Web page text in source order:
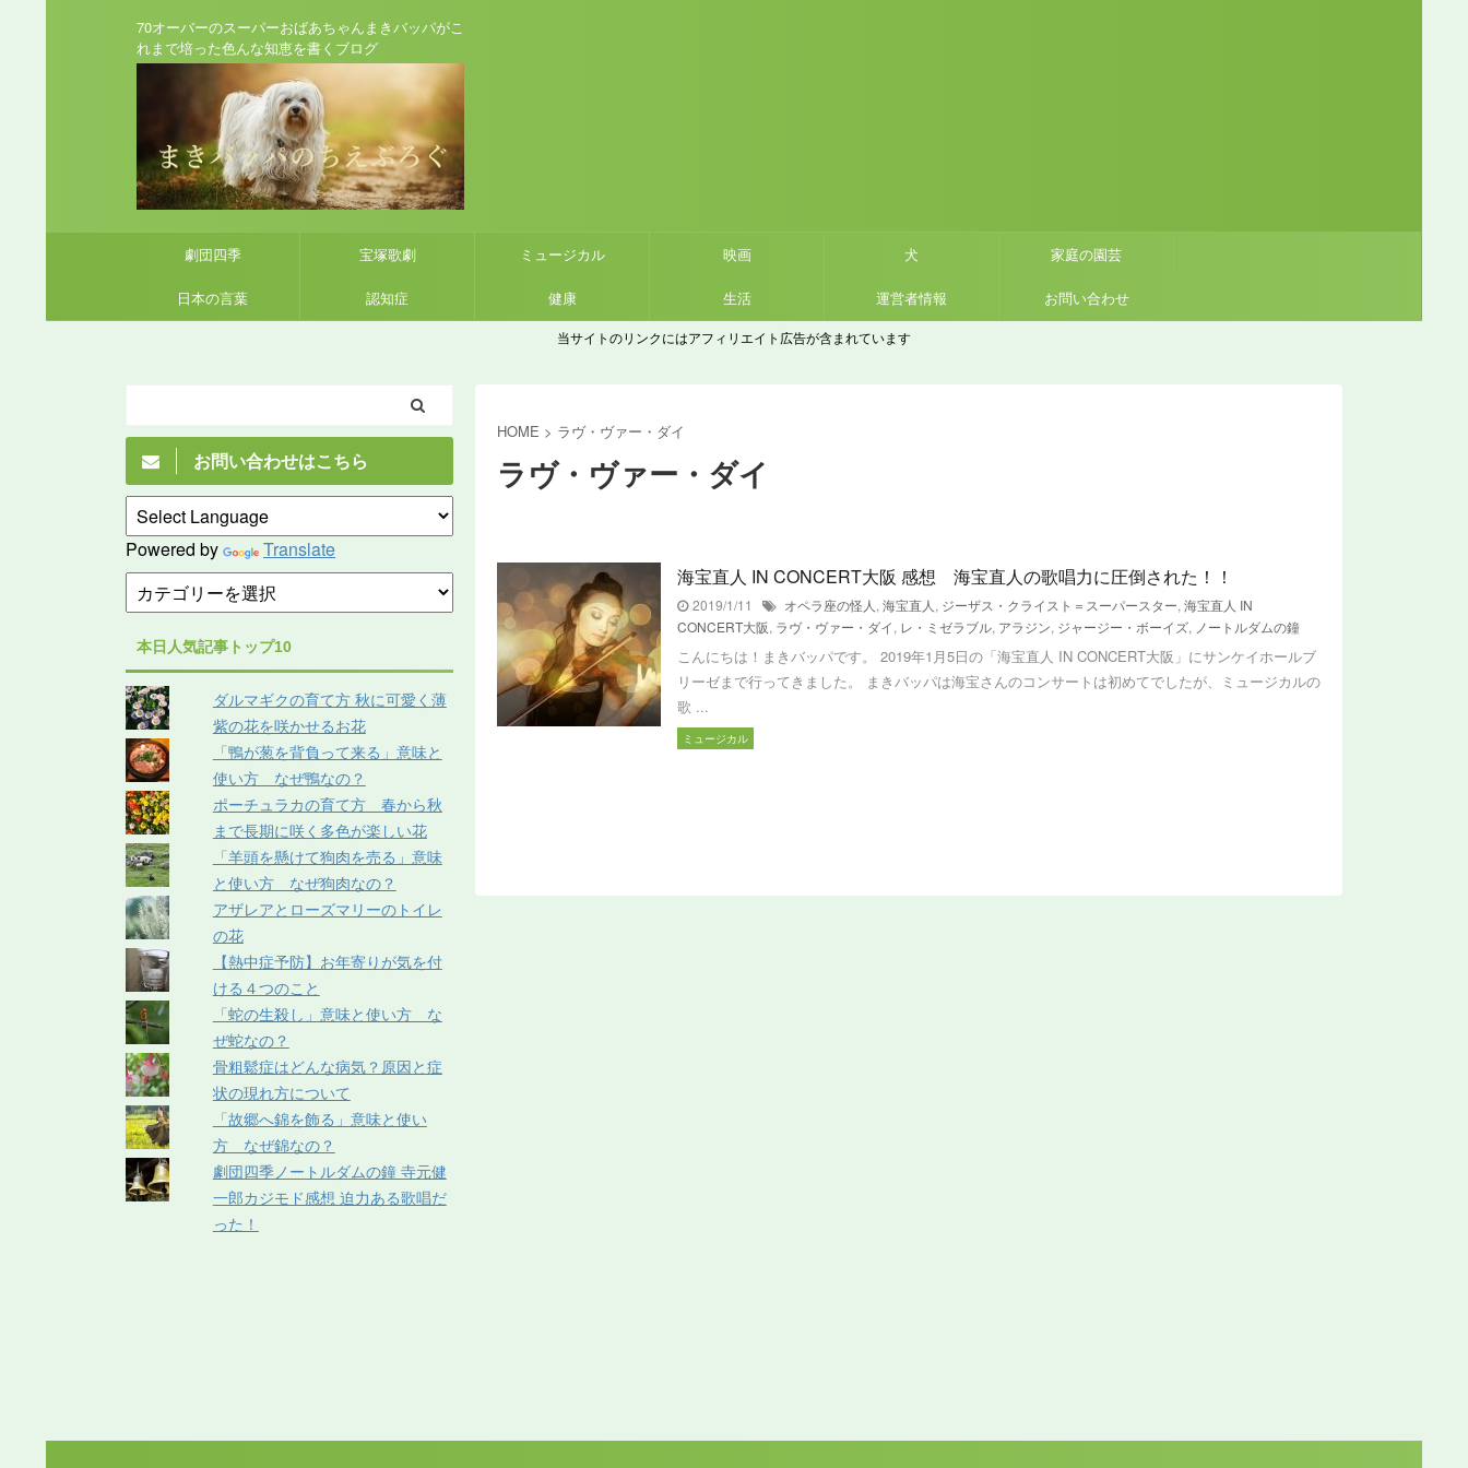
70オーバーのスーパーおばあちゃんまきバッパがこ
れまで培った色んな知恵を書くブログ
劇団四季 宝塚歌劇 ミュージカル 映画 犬 家庭の園芸
日本の言葉 認知症 健康 生活 運営者情報 お問い合わせ
当サイトのリンクにはアフィリエイト広告が含まれています
HOME > ラヴ・ヴァー・ダイ
ラヴ・ヴァー・ダイ
海宝直人 IN CONCERT大阪 感想 海宝直人の歌唱力に圧倒された！！
2019/1/11 オペラ座の怪人 , 海宝直人 , ジーザス・クライスト＝スーパースター, 海宝直人 IN
CONCERT大阪, ラヴ・ヴァー・ダイ, レ・ミゼラブル, アラジン, ジャージー・ボーイズ, ノートルダムの鐘
こんにちは！まきバッパです。 2019年1月5日の「海宝直人 IN CONCERT大阪」にサンケイホールブ
リーゼまで行ってきました。 まきバッパは海宝さんのコンサートは初めてでしたが、ミュージカルの
歌 ...
ミュージカル
お問い合わせはこちら
Powered by Translate
本日人気記事トップ10
ダルマギクの育て方 秋に可愛く薄
紫の花を咲かせるお花
「鴨が葱を背負って来る」意味と
使い方 なぜ鴨なの？
ポーチュラカの育て方 春から秋
まで長期に咲く多色が楽しい花
「羊頭を懸けて狗肉を売る」意味
と使い方 なぜ狗肉なの？
アザレアとローズマリーのトイレ
の花
【熱中症予防】お年寄りが気を付
ける４つのこと
「蛇の生殺し」意味と使い方 な
ぜ蛇なの？
骨粗鬆症はどんな病気？原因と症
状の現れ方について
「故郷へ錦を飾る」意味と使い
方 なぜ錦なの？
劇団四季ノートルダムの鐘 寺元健
一郎カジモド感想 迫力ある歌唱だ
った！